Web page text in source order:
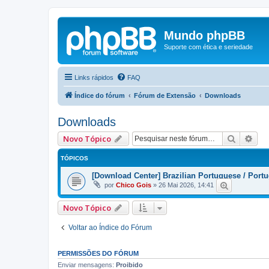
Mundo phpBB
Suporte com ética e seriedade
Links rápidos FAQ
Índice do fórum Fórum de Extensão Downloads
Downloads
Novo Tópico Pesquisar
TÓPICOS
[Download Center] Brazilian Portuguese /
por Chico Gois » 26 Mai 2026, 14:41
Novo Tópico
Voltar ao Índice do Fórum
PERMISSÕES DO FÓRUM
Enviar mensagens: Proibido